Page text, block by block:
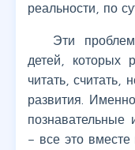
реальности, по
Эти
детей, которых
читать, считать,
развития.
– все это